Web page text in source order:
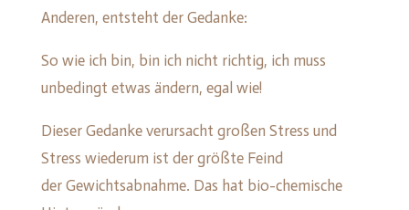
Anderen, entsteht der Gedanke:
So wie ich bin, bin ich nicht richtig, ich muss
unbedingt etwas ändern, egal wie!
Dieser Gedanke verursacht großen Stress und
Stress wiederum ist der größte Feind
der Gewichtsabnahme. Das hat bio-chemische